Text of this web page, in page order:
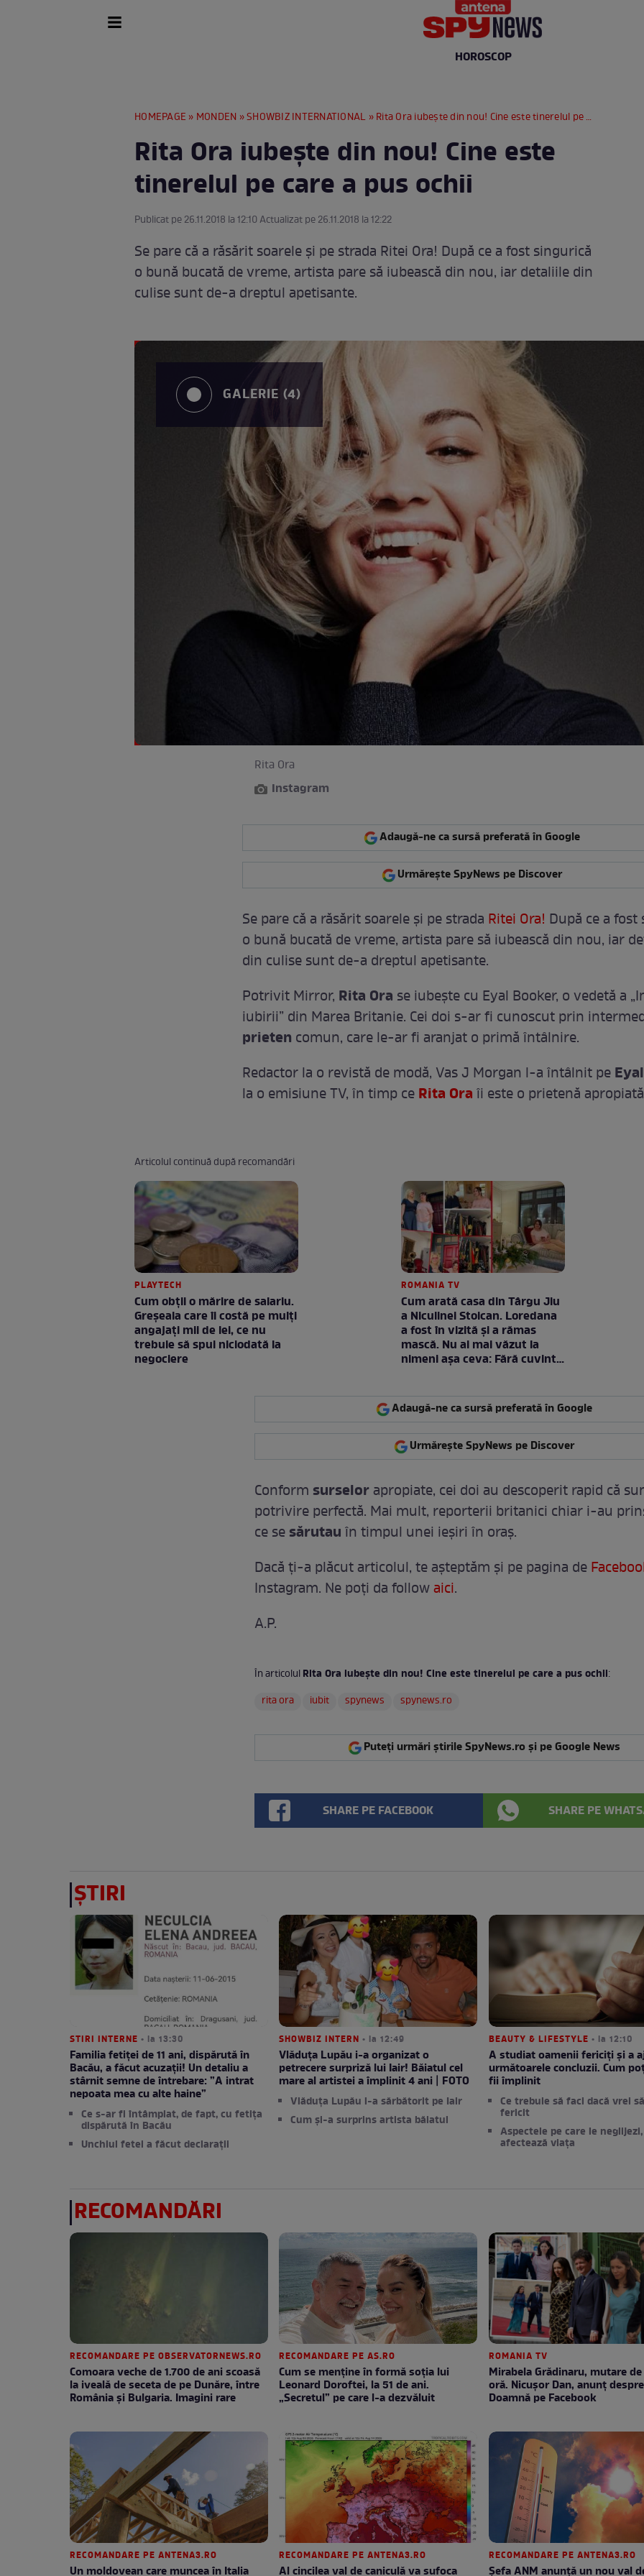
HOROSCOP
HOMEPAGE » MONDEN »SHOWBIZ INTERNATIONAL » Rita Ora iubește din nou! Cine este tinerelul pe care a pus ochii
Rita Ora iubește din nou! Cine este
tinerelul pe care a pus ochii
Publicat pe 26.11.2018 la 12:10 Actualizat pe 26.11.2018 la 12:22
Se pare că a răsărit soarele și pe strada Ritei Ora! După ce a fost singurică
o bună bucată de vreme, artista pare să iubească din nou, iar detaliile din
culise sunt de-a dreptul apetisante.
GALERIE (4)
Rita Ora
Instagram
Adaugă-ne ca sursă preferată în Google
Urmărește SpyNews pe Discover
Se pare că a răsărit soarele și pe strada Ritei Ora! După ce a
o bună bucată de vreme, artista pare să iubească din nou, iar
din culise sunt de-a dreptul apetisante.
Potrivit Mirror, Rita Ora se iubește cu Eyal Booker, o vedetă a
iubirii” din Marea Britanie. Cei doi s-ar fi cunoscut prin
prieten comun, care le-ar fi aranjat o primă întâlnire.
Redactor la o revistă de modă, Vas J Morgan l-a întâlnit pe
la o emisiune TV, în timp ceRita Oraîi este o prietenă
Articolul continuă după recomandări
PLAYTECH
Cum obții o mărire de salariu.
Greșeala care îi costă pe mulți
angajați mii de lei, ce nu
trebuie să spui niciodată la
negociere
ROMANIA TV
Cum arată casa din Târgu Jiu
a Niculinei Stoican. Loredana
a fost în vizită și a rămas
mască. Nu ai mai văzut la
nimeni așa ceva: Fără cuvinte
Adaugă-ne ca sursă preferată în Google
Urmărește SpyNews pe Discover
Conform surselorapropiate, cei doi au descoperit rapid că
potrivire perfectă. Mai mult, reporterii britanici chiar i-au
ce sesărutauîn timpul unei ieșiri în oraș.
Dacă ți-a plăcut articolul, te așteptăm și pe pagina de
Instagram. Ne poți da followaici.
A.P.
În articolulRita Ora iubește din nou! Cine este tinerelul pe care a pus ochii:
rita ora
iubit spynews spynews.ro
Puteți urmări știrile SpyNews.ro și pe Google News
SHARE PE FACEBOOK SHARE PE
ȘTIRI
STIRI INTERNE • la 13:30
Familia fetiței de 11 ani, dispărută în
Bacău, a făcut acuzații! Un detaliu a
stârnit semne de întrebare: ”A intrat
nepoata mea cu alte haine”
Ce s-ar fi întâmplat, de fapt, cu fetița
dispărută în Bacău
Unchiul fetei a făcut declarații
SHOWBIZ INTERN • la 12:49
Vlăduța Lupău i-a organizat o
petrecere surpriză lui Iair! Băiatul cel
mare al artistei a împlinit 4 ani | FOTO
Vlăduța Lupău l-a sărbătorit pe Iair
Cum și-a surprins artista băiatul
BEAUTY & LIFESTYLE • la 12:10
A studiat oamenii fericiți și a
următoarele concluzii. Cum
fii împlinit
Ce trebuie să faci dacă vrei
fericit
Aspectele pe care le
afectează viața
RECOMANDĂRI
RECOMANDARE PE OBSERVATORNEWS.RO
Comoara veche de 1.700 de ani scoasă
la iveală de seceta de pe Dunăre, între
România şi Bulgaria. Imagini rare
RECOMANDARE PE AS.RO
Cum se menţine în formă soţia lui
Leonard Doroftei, la 51 de ani.
„Secretul” pe care l-a dezvăluit
ROMANIA TV
Mirabela Grădinaru, mutare de ultimă
oră. Nicuşor Dan, anunţ
Doamnă pe Facebook
RECOMANDARE PE ANTENA3.RO
Un moldovean care muncea în Italia
RECOMANDARE PE ANTENA3.RO
Al cincilea val de caniculă va sufoca
RECOMANDARE PE ANTENA3.RO
Șefa ANM anunță un nou val